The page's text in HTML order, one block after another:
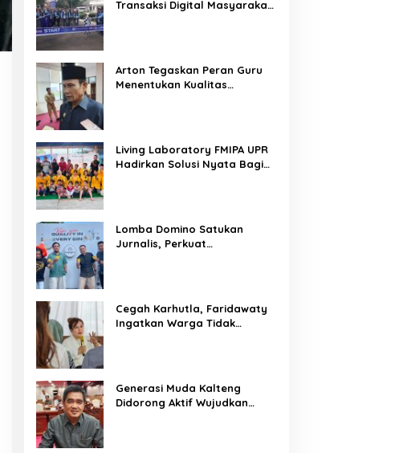
Transaksi Digital Masyarakat
Arton Tegaskan Peran Guru
Menentukan Kualitas
Living Laboratory FMIPA UPR
Hadirkan Solusi Nyata Bagi
Lomba Domino Satukan
Jurnalis, Perkuat
Cegah Karhutla, Faridawaty
Ingatkan Warga Tidak
Generasi Muda Kalteng
Didorong Aktif Wujudkan